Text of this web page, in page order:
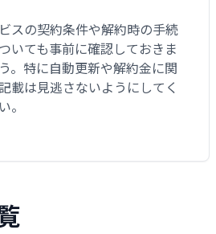
スの契約条件や解約時の手続
いても事前に確認しておきま
。特に自動更新や解約金に関
載は見逃さないようにしてく
。